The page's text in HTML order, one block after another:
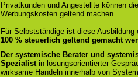
Privatkunden und Angestellte können
Werbungskosten geltend machen.
Für Selbstständige ist diese
100 % steuerlich geltend gemacht
Der systemische Berater und
Spezialist in lösungsorientierter
wirksame Handeln innerhalb von